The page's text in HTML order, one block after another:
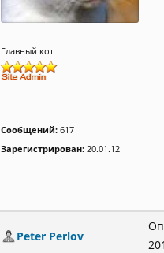
Главный кот
Сообщений: 617
Зарегистрирован: 20.01.12
Peter Perlov